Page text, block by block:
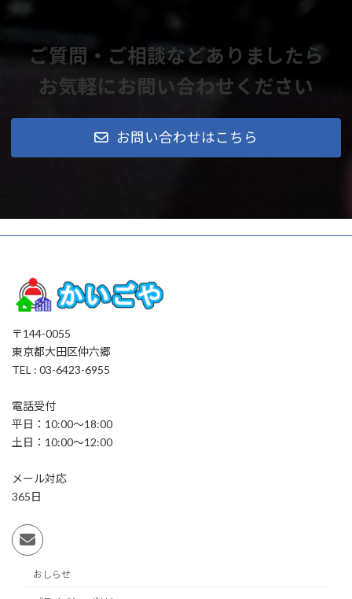
ご質問・ご相談などありましたら
お気軽にお問い合わせください
お問い合わせはこちら
〒144-0055
東京都大田区仲六郷
TEL : 03-6423-6955
電話受付
平日：10:00～18:00
土日：10:00～12:00
メール対応
365日
おしらせ